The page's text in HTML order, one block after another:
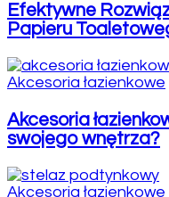
Efektywne
Papieru
Akcesoria łazienkowe
Akcesoria
swojego wnętrza?
Akcesoria łazienkowe